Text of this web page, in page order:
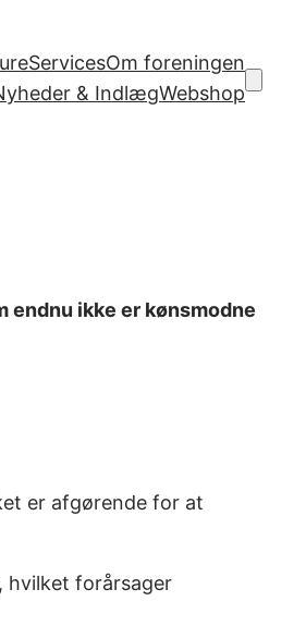
ServicesOm foreningen
& IndlægWebshop
endnu ikke er kønsmodne
er afgørende for at
hvilket forårsager